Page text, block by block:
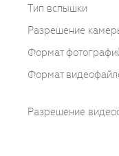
Тип вспышки
Разрешение
Формат
Формат
Разрешение